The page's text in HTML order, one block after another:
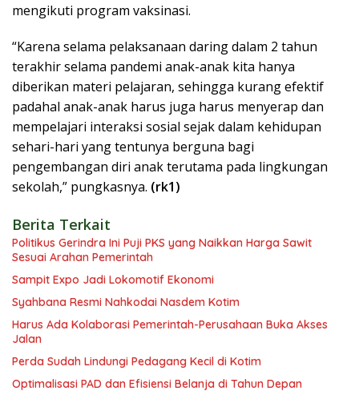
mengikuti program vaksinasi.
“Karena selama pelaksanaan daring dalam 2 tahun
terakhir selama pandemi anak-anak kita hanya
diberikan materi pelajaran, sehingga kurang efektif
padahal anak-anak harus juga harus menyerap dan
mempelajari interaksi sosial sejak dalam kehidupan
sehari-hari yang tentunya berguna bagi
pengembangan diri anak terutama pada lingkungan
sekolah,” pungkasnya. (rk1)
Berita Terkait
Politikus Gerindra Ini Puji PKS yang Naikkan Harga Sawit
Sesuai Arahan Pemerintah
Sampit Expo Jadi Lokomotif Ekonomi
Syahbana Resmi Nahkodai Nasdem Kotim
Harus Ada Kolaborasi Pemerintah-Perusahaan Buka Akses
Jalan
Perda Sudah Lindungi Pedagang Kecil di Kotim
Optimalisasi PAD dan Efisiensi Belanja di Tahun Depan